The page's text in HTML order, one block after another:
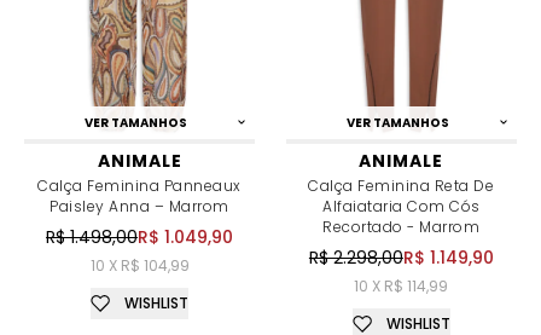
VER TAMANHOS
ANIMALE
Calça Feminina Panneaux
Paisley Anna – Marrom
R$ 1.498,00R$ 1.049,90
10 X R$ 104,99
WISHLIST
VER TAMANHOS
ANIMALE
Calça Feminina Reta De
Alfaiataria Com Cós
Recortado - Marrom
R$ 2.298,00R$ 1.149,90
10 X R$ 114,99
WISHLIST